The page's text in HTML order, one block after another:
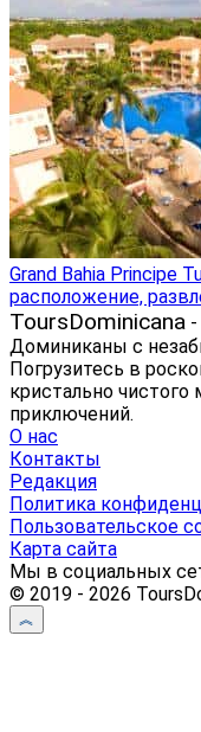
Grand Bahia Principe
расположение,
ToursDominicana
Доминиканы с
Погрузитесь в
кристально
приключений.
О нас
Контакты
Редакция
Политика
Пользовательское
Карта сайта
Мы в социальных
© 2019 - 2026